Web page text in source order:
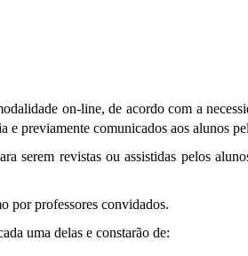
on-line, de acordo com a
previamente comunicados aos alunos
serem revistas ou assistidas pelos
por professores convidados.
uma delas e constarão de: